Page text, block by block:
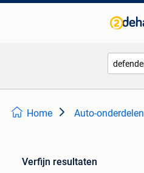
Home Auto-onderdelen
Verfijn resultaten